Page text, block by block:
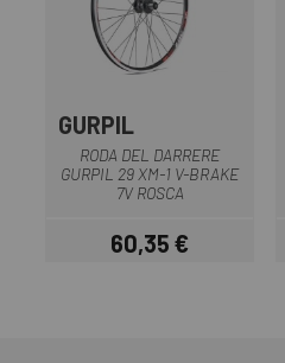
GURPIL
RODA DEL DARRERE
GURPIL 29 XM-1 V-BRAKE
7V ROSCA
Preu
60,35 €